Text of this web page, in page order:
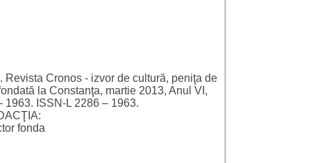
Cronos - izvor de cultură, peniţa de
la Constanţa, martie 2013, Anul VI,
1963. ISSN-L 2286 – 1963.
fonda